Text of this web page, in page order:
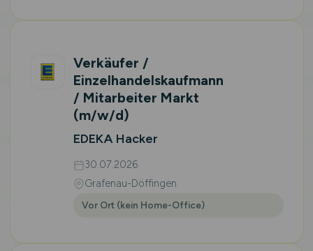
Verkäufer /
Einzelhandelskaufmann
/ Mitarbeiter Markt
(m/w/d)
EDEKA Hacker
30.07.2026
Grafenau-Döffingen
Vor Ort (kein Home-Office)